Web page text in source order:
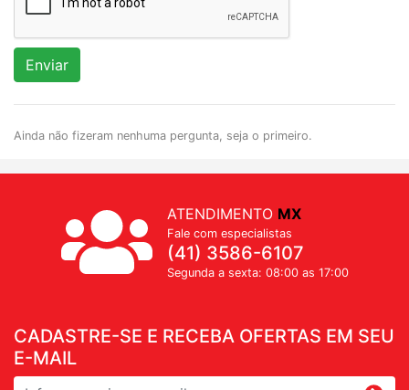
Enviar
Ainda não fizeram nenhuma pergunta, seja o primeiro.
CADASTRE-SE E RECEBA OFERTAS EM SEU
E-MAIL
ATENDIMENTO MX
Fale com especialistas
(41) 3586-6107
Segunda a sexta: 08:00 as 17:00